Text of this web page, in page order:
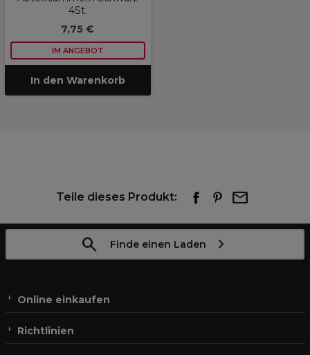
4St.
7,75 €
IM ANGEBOT
In den Warenkorb
Teile dieses Produkt:
Finde einen Laden
Online einkaufen
Richtlinien